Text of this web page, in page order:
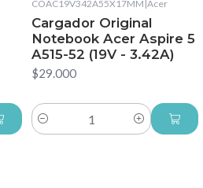
COAC19V342A55X17MM |Acer
Cargador Original
Notebook Acer Aspire 5
A515-52 (19V - 3.42A)
$29.000
Cantidad